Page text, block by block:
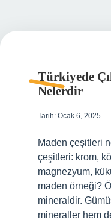
Türkiyede
Nelerdir
Tarih: Ocak 6, 2025
Maden çeşitleri
çeşitleri: krom,
magnezyum,
maden örneği?
mineraldir.
mineraller hem